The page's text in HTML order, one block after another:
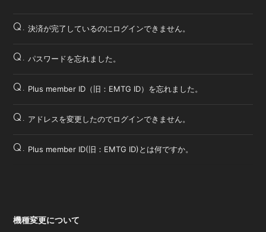
Q. 決済が完了しているのにログインできません。
Q. パスワードを忘れました。
Q. Plus member ID（旧：EMTG ID）を忘れました。
Q. アドレスを変更したのでログインできません。
Q. Plus member ID(旧：EMTG ID)とは何ですか。
機種変更について